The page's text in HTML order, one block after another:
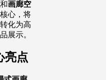
和画廊空
心，将
化为高
展示。
亮点